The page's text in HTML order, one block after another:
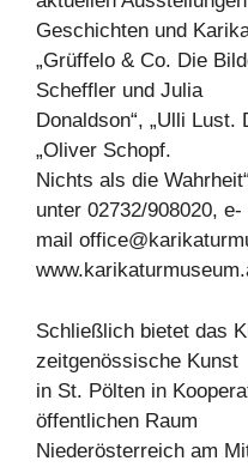
Geschichten und
„Grüffelo & Co. Die
Scheffler und Julia
Donaldson“, „Ulli Lust.
„Oliver Schopf.
Nichts als die
unter 02732/908020, e-
mail
Schließlich bietet das
zeitgenössische Kunst
in St. Pölten in
öffentlichen Raum
Niederösterreich am